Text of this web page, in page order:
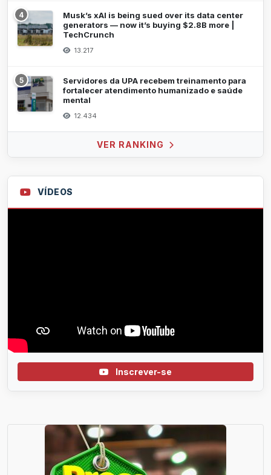
4
Musk’s xAI is being sued over its data center
generators — now it’s buying $2.8B more |
TechCrunch
13.217
5
Servidores da UPA recebem treinamento para
fortalecer atendimento humanizado e saúde
mental
12.434
VER RANKING
VÍDEOS
Inscrever-se